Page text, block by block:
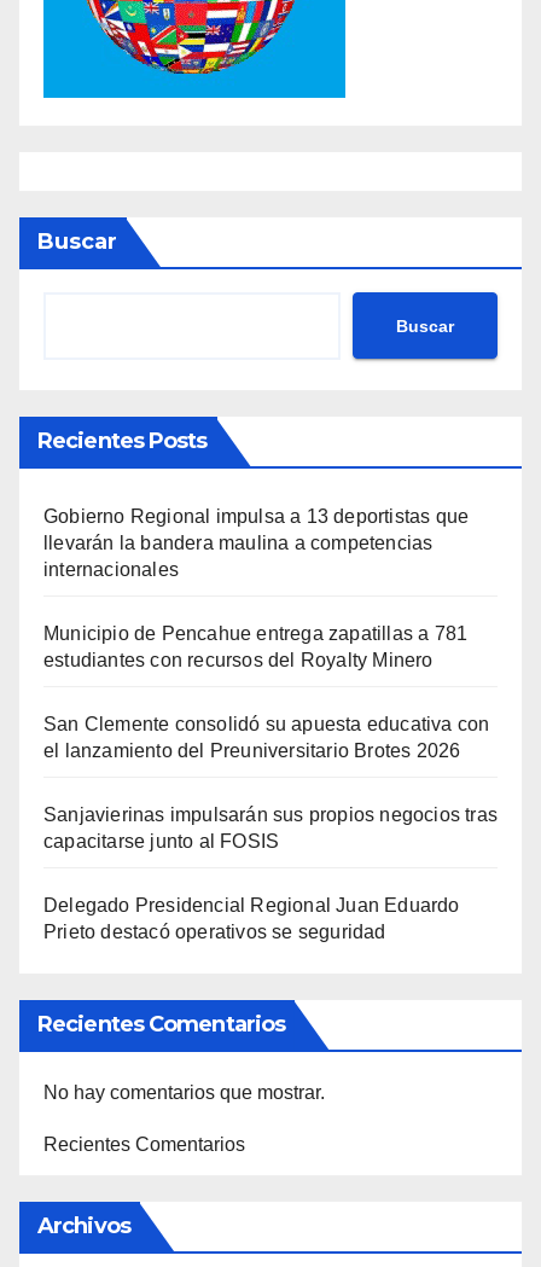
Buscar
Buscar
Recientes Posts
Gobierno Regional impulsa a 13 deportistas que
llevarán la bandera maulina a competencias
internacionales
Municipio de Pencahue entrega zapatillas a 781
estudiantes con recursos del Royalty Minero
San Clemente consolidó su apuesta educativa con
el lanzamiento del Preuniversitario Brotes 2026
Sanjavierinas impulsarán sus propios negocios tras
capacitarse junto al FOSIS
Delegado Presidencial Regional Juan Eduardo
Prieto destacó operativos se seguridad
Recientes Comentarios
No hay comentarios que mostrar.
Recientes Comentarios
Archivos